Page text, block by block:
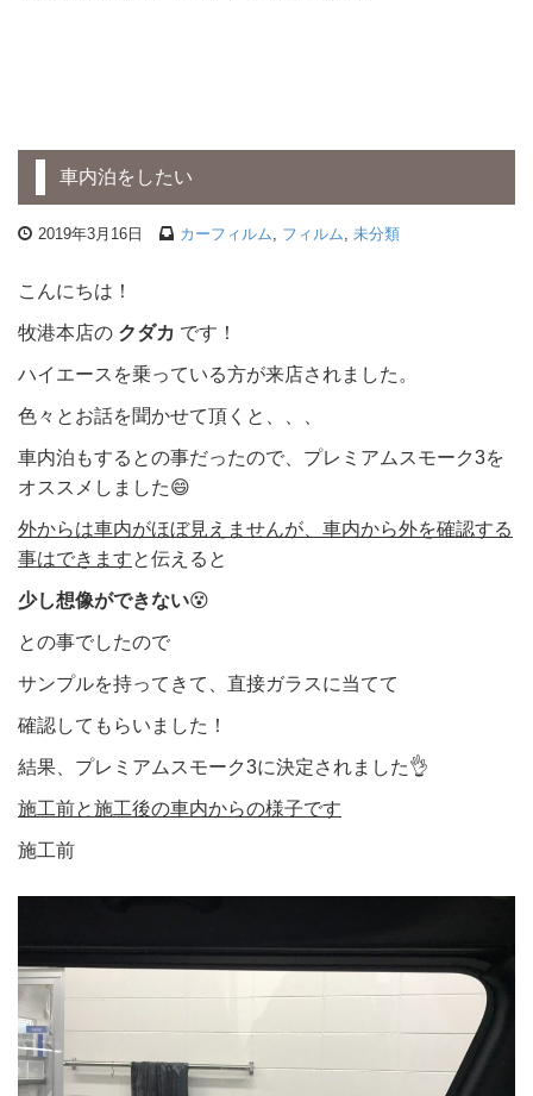
車内泊をしたい
2019年3月16日 カーフィルム フィルム 未分類
こんにちは！
牧港本店の クダカ です！
ハイエースを乗っている方が来店されました。
色々とお話を聞かせて頂くと、、、
車内泊もするとの事だったので、プレミアムスモーク3を
オススメしました😄
外からは車内がほぼ見えませんが、車内から外を確認する
事はできますと伝えると
少し想像ができない😵
との事でしたので
サンプルを持ってきて、直接ガラスに当てて
確認してもらいました！
結果、プレミアムスモーク3に決定されました👌
施工前と施工後の車内からの様子です
施工前